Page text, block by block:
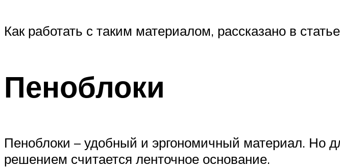
Как работать с таким материалом, рассказано в
Пеноблоки
Пеноблоки – удобный и эргономичный материал. Но
решением считается ленточное основание.